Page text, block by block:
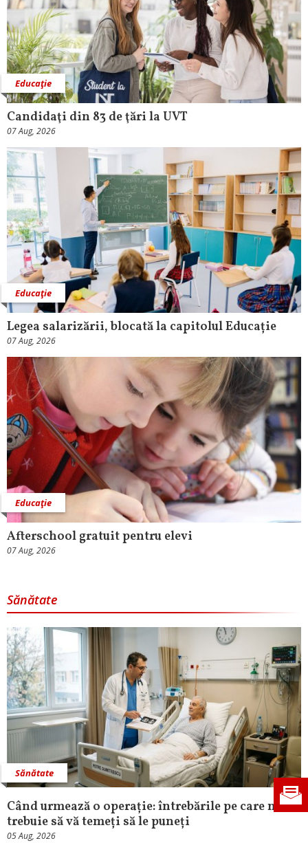
Educaţie
Candidaţi din 83 de ţări la UVT
07 Aug, 2026
Educaţie
Legea salarizării, blocată la capitolul Educație
07 Aug, 2026
Educaţie
Afterschool gratuit pentru elevi
07 Aug, 2026
Sănătate
Sănătate
Când urmează o operație: întrebările pe care nu
trebuie să vă temeți să le puneți
05 Aug, 2026